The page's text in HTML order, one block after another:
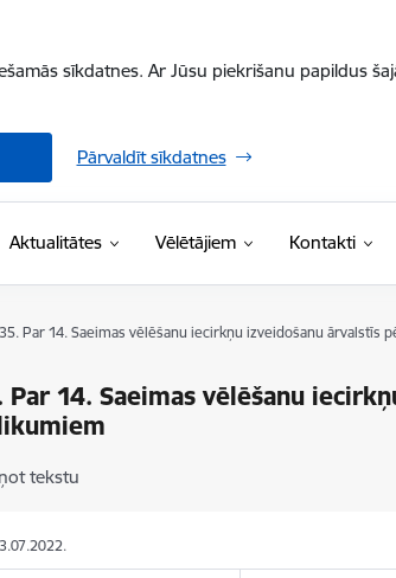
sīkdatnes. Ar Jūsu piekrišanu papildus
Pārvaldīt sīkdatnes
Aktualitātes Vēlētājiem Kontakti
Par 14. Saeimas vēlēšanu iecirkņu izveidošanu ārvalstīs
Par 14. Saeimas vēlēšanu
tekstu